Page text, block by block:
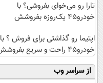
تارا رو می‌خوای بفروشی؟ با
خودرو۴۵ یک‌روزه بفروشش
اپتیما رو گذاشتی برای فروش ؟ با
خودرو45 راحت و سریع بفروشش
از سراسر وب